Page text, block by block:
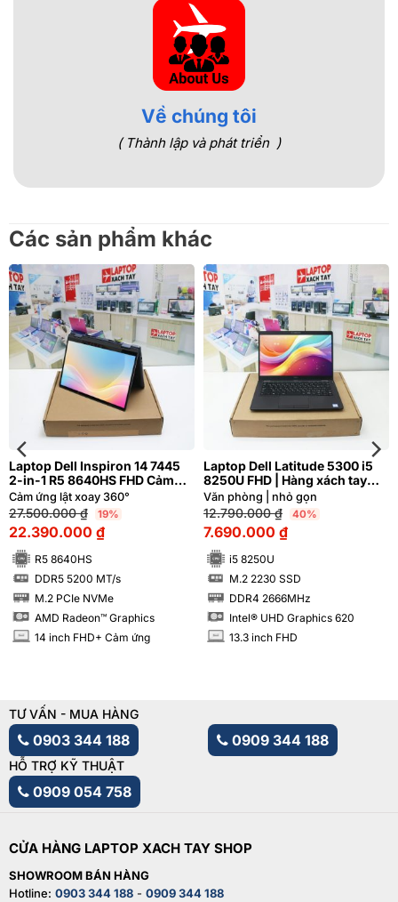
Về chúng tôi
( Thành lập và phát triển )
Các sản phẩm khác
Laptop Dell Inspiron 14 7445
2-in-1 R5 8640HS FHD Cảm
ứng lật xoay 360 độ
Cảm ứng lật xoay 360°
27.500.000₫ 19%
22.390.000 ₫
R5 8640HS
SSD DDR5 5200 MT/s
M.2 PCIe NVMe
AMD Radeon™ Graphics
INCH 14 inch FHD+ Cảm ứng
Laptop Dell Latitude 5300 i5
8250U FHD | Hàng xách tay
JAPAN 99%
Văn phòng | nhỏ gọn
12.790.000₫ 40%
7.690.000 ₫
i5 8250U
SSD M.2 2230 SSD
DDR4 2666MHz
Intel® UHD Graphics 620
INCH 13.3 inch FHD
TƯ VẤN - MUA HÀNG
0903 344 188 0909 344 188
HỖ TRỢ KỸ THUẬT
0909 054 758
CỬA HÀNG LAPTOP XACH TAY SHOP
SHOWROOM BÁN HÀNG
Hotline: 0903 344 188 - 0909 344 188